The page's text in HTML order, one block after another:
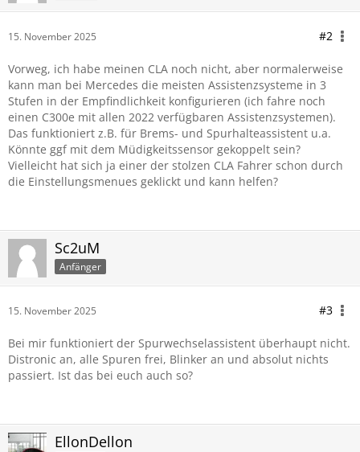
15. November 2025 #2
Vorweg, ich habe meinen CLA noch nicht, aber normalerweise
kann man bei Mercedes die meisten Assistenzsysteme in 3
Stufen in der Empfindlichkeit konfigurieren (ich fahre noch
einen C300e mit allen 2022 verfügbaren Assistenzsystemen).
Das funktioniert z.B. für Brems- und Spurhalteassistent u.a.
Könnte ggf mit dem Müdigkeitssensor gekoppelt sein?
Vielleicht hat sich ja einer der stolzen CLA Fahrer schon durch
die Einstellungsmenues geklickt und kann helfen?
Sc2uM
Anfänger
15. November 2025 #3
Bei mir funktioniert der Spurwechselassistent überhaupt nicht.
Distronic an, alle Spuren frei, Blinker an und absolut nichts
passiert. Ist das bei euch auch so?
EllonDellon